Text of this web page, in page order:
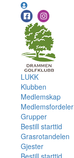
LUKK
Klubben
Medlemskap
Medlemsfordeler
Grupper
Bestill starttid
Grasrotandelen
Gjester
Bestill starttid